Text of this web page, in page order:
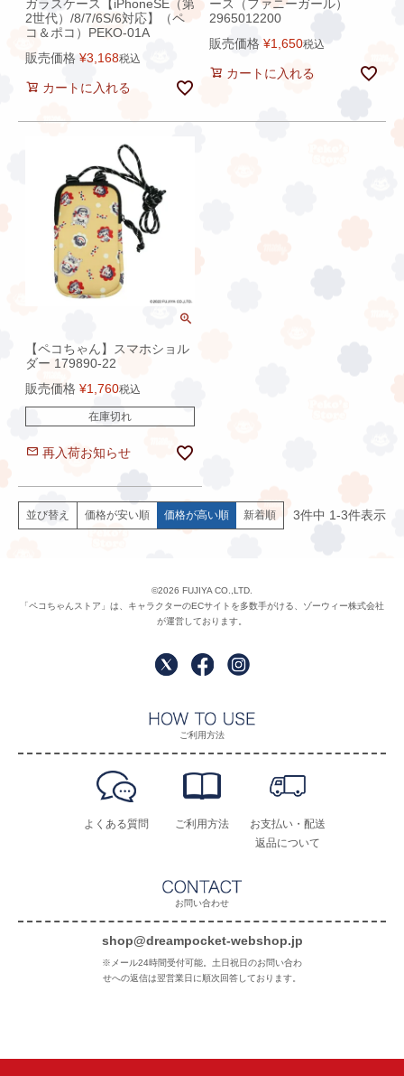
ガラスケース【iPhoneSE（第
2世代）/8/7/6S/6対応】（ペ
コ＆ポコ）PEKO-01A
販売価格 ¥3,168税込
カートに入れる
ース（ファニーガール）
2965012200
販売価格 ¥1,650税込
カートに入れる
【ペコちゃん】スマホショル
ダー 179890-22
販売価格 ¥1,760税込
在庫切れ
再入荷お知らせ
並び替え 価格が安い順 価格が高い順 新着順 3件中 1-3件表示
©2026 FUJIYA CO.,LTD.
「ペコちゃんストア」は、キャラクターのECサイトを多数手がける、ゾーウィー株式会社
が運営しております。
お問い合わせ
shop@dreampocket-webshop.jp
※メール24時間受付可能。土日祝日のお問い合わ
せへの返信は翌営業日に順次回答しております。
ご利用方法
よくある質問 ご利用方法
お支払い・配送
返品について